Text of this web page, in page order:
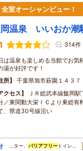
室オーシャンビュー！
温泉 いいおか潮
314件
は温泉も楽しめる当館でお気
湯が好評です！
所
千葉県旭市萩園１４３７
クセス
ＪＲ総武本線飯岡
／東関動大栄ＩＣより東総有
、県道30号線沿い
…ター、 バリアフリー トイレ…